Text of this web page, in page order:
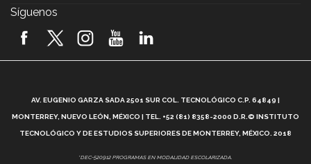
2026! (video)
¿Cómo es el Modelo Educativo Tec? (video)
Vida Tec: Feminismo e Inteligencia Artificial, Paola
Síguenos
AV. EUGENIO GARZA SADA 2501 SUR COL. TECNOLÓGICO C.P. 64849 |
MONTERREY, NUEVO LEÓN, MÉXICO | TEL. +52 (81) 8358-2000 D.R.© INSTITUTO
TECNOLÓGICO Y DE ESTUDIOS SUPERIORES DE MONTERREY, MÉXICO. 2018
*DEC-520912 PROGRAMAS EN MODALIDAD ESCOLARIZADA.